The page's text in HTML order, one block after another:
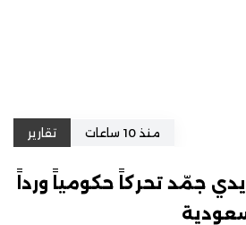
منذ 10 ساعات تقارير
جمّد تحركاً حكومياً ورداً